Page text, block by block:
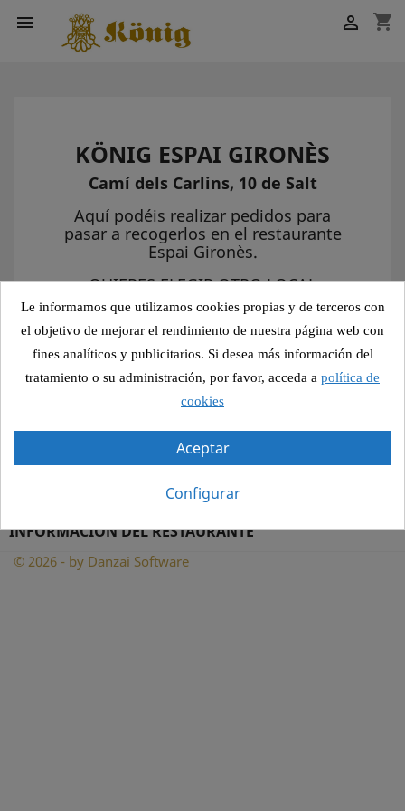
 shopping_cart

KÖNIG ESPAI GIRONÈS
Camí dels Carlins, 10 de Salt
Aquí podéis realizar pedidos para
pasar a recogerlos en el restaurante
Espai Gironès.
QUIERES ELEGIR OTRO LOCAL
konig.online
INFORMACIÓN DEL RESTAURANTE
© 2026 - by Danzai Software
Le informamos que utilizamos cookies propias y de terceros con
el objetivo de mejorar el rendimiento de nuestra página web con
fines analíticos y publicitarios. Si desea más información del
tratamiento o su administración, por favor, acceda a política de
cookies
Aceptar
Configurar